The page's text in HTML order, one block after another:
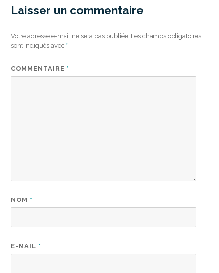
Laisser un commentaire
Votre adresse e-mail ne sera pas publiée. Les champs obligatoires
sont indiqués avec *
COMMENTAIRE *
NOM *
E-MAIL *